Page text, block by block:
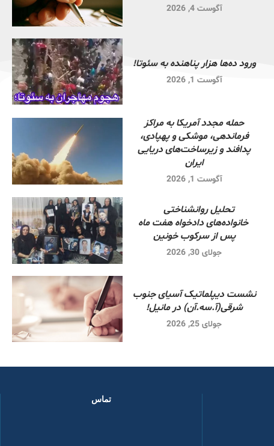
آگوست 4, 2026
ورود ده‌ها هزار پناهنده به سئوتا!
آگوست 1, 2026
حمله مجدد آمریکا به مراکز
فرماندهی، موشکی و پهپادی،
پدافند و زیرساخت‌های دریایی
ایران
آگوست 1, 2026
تحلیل روانشناختی
خانواده‌های دادخواه هفت ماه
پس از سرکوب خونین
جولای 30, 2026
نشست دیپلماتیک آسیای جنوب
شرقی‌(آ.سه.آن) در مانیل!
جولای 25, 2026
تماس